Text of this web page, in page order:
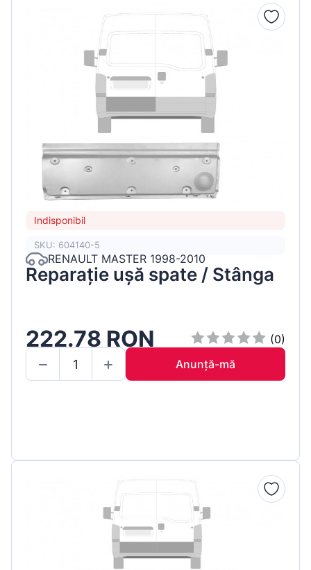
Indisponibil
SKU: 604140-5
RENAULT MASTER 1998-2010
Reparație ușă spate / Stânga
222.78 RON
(0)
Anunță-mă